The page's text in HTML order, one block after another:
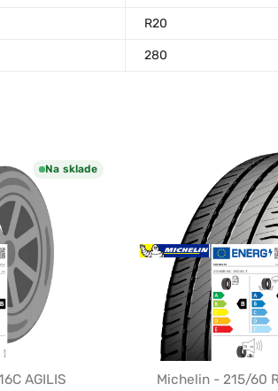
R20
280
Na sklade
AGILIS
Michelin - 215/60